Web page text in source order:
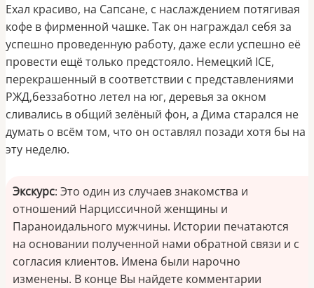
Ехал красиво, на Сапсане, с наслаждением потягивая
кофе в фирменной чашке. Так он награждал себя за
успешно проведенную работу, даже если успешно её
провести ещё только предстояло. Немецкий ICE,
перекрашенный в соответствии с представлениями
РЖД,беззаботно летел на юг, деревья за окном
сливались в общий зелёный фон, а Дима старался не
думать о всём том, что он оставлял позади хотя бы на
эту неделю.
Экскурс: Это один из случаев знакомства и
отношений Нарциссичной женщины и
Параноидального мужчины. Истории печатаются
на основании полученной нами обратной связи и с
согласия клиентов. Имена были нарочно
изменены. В конце Вы найдете комментарии